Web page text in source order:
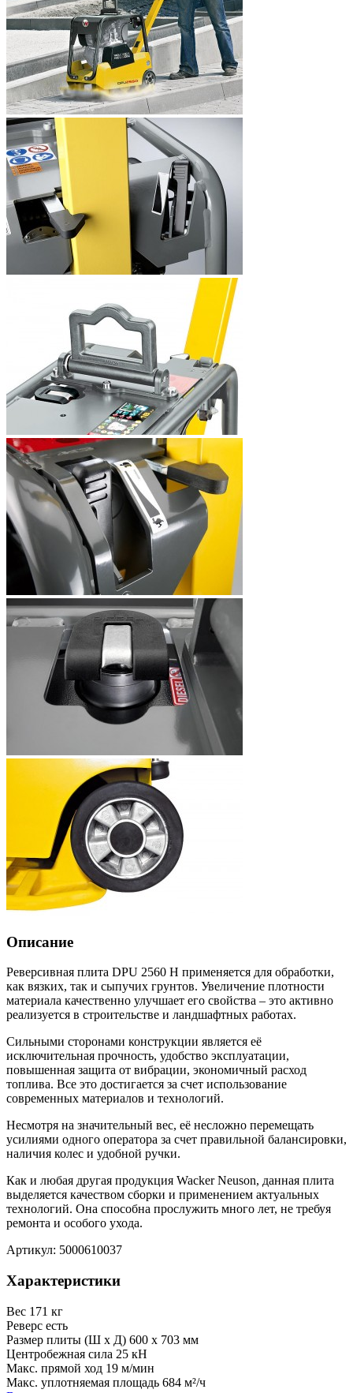
Описание
Реверсивная плита DPU 2560 H применяется для обработки,
как вязких, так и сыпучих грунтов. Увеличение плотности
материала качественно улучшает его свойства – это активно
реализуется в строительстве и ландшафтных работах.
Сильными сторонами конструкции является её
исключительная прочность, удобство эксплуатации,
повышенная защита от вибрации, экономичный расход
топлива. Все это достигается за счет использование
современных материалов и технологий.
Несмотря на значительный вес, её несложно перемещать
усилиями одного оператора за счет правильной балансировки,
наличия колес и удобной ручки.
Как и любая другая продукция Wacker Neuson, данная плита
выделяется качеством сборки и применением актуальных
технологий. Она способна прослужить много лет, не требуя
ремонта и особого ухода.
Артикул: 5000610037
Характеристики
Вес 171 кг
Реверс есть
Размер плиты (Ш х Д) 600 х 703 мм
Центробежная сила 25 кН
Макс. прямой ход 19 м/мин
Макс. уплотняемая площадь 684 м²/ч